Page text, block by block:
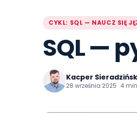
CYKL: SQL — NAUCZ SIĘ
SQL —
Kacper
28 września 2025 · 4